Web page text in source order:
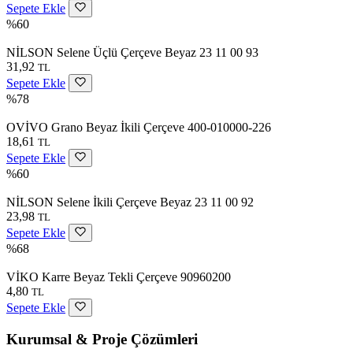
Sepete Ekle
%60
NİLSON Selene Üçlü Çerçeve Beyaz 23 11 00 93
31,92 TL
Sepete Ekle
%78
OVİVO Grano Beyaz İkili Çerçeve 400-010000-226
18,61 TL
Sepete Ekle
%60
NİLSON Selene İkili Çerçeve Beyaz 23 11 00 92
23,98 TL
Sepete Ekle
%68
VİKO Karre Beyaz Tekli Çerçeve 90960200
4,80 TL
Sepete Ekle
Kurumsal & Proje Çözümleri